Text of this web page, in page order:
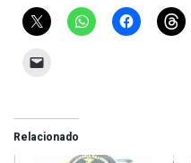
Relacionado